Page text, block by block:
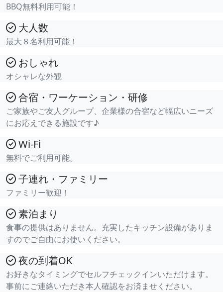
BBQ無料利用可能！
大人数
最大８名利用可能！
おしゃれ
オシャレな外観
合宿・ワーケーション・研修
ご家族やご友人グループ、企業様の合宿など幅広いニーズ
にお応えできる施設です♪
Wi-Fi
無料でご利用可能。
子連れ・ファミリー
ファミリー歓迎！
素泊まり
食事の提供はありません。充実したキッチン設備がありま
すのでご自由にお使いください。
夜の到着OK
お好きなタイミングでセルフチェックインいただけます。
事前にご連絡いただき本人確認をお済ませください。